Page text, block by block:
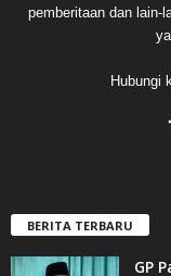
pemberitaan dan lain-
Hubungi
BERITA TERBARU
GP